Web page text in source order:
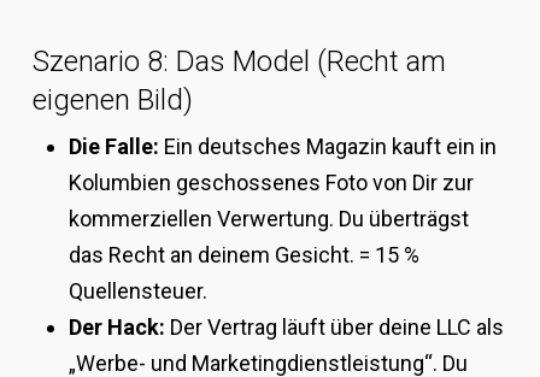
Szenario 8: Das Model (Recht am
eigenen Bild)
Die Falle: Ein deutsches Magazin kauft ein in
Kolumbien geschossenes Foto von Dir zur
kommerziellen Verwertung. Du überträgst
das Recht an deinem Gesicht. = 15 %
Quellensteuer.
Der Hack: Der Vertrag läuft über deine LLC als
„Werbe- und Marketingdienstleistung“. Du